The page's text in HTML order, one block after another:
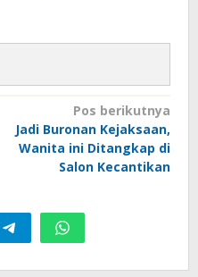
Pos berikutnya
Jadi Buronan Kejaksaan,
Wanita ini Ditangkap di
Salon Kecantikan